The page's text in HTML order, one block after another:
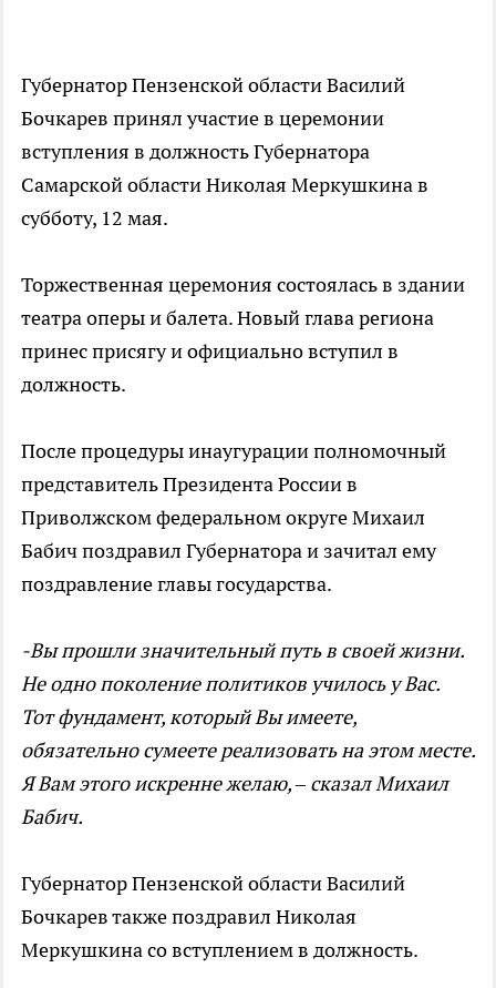
Губернатор Пензенской области Василий
Бочкарев принял участие в церемонии
вступления в должность Губернатора
Самарской области Николая Меркушкина в
субботу, 12 мая.
Торжественная церемония состоялась в здании
театра оперы и балета. Новый глава региона
принес присягу и официально вступил в
должность.
После процедуры инаугурации полномочный
представитель Президента России в
Приволжском федеральном округе Михаил
Бабич поздравил Губернатора и зачитал ему
поздравление главы государства.
-Вы прошли значительный путь в своей жизни.
Не одно поколение политиков училось у Вас.
Тот фундамент, который Вы имеете,
обязательно сумеете реализовать на этом месте.
Я Вам этого искренне желаю, – сказал Михаил
Бабич.
Губернатор Пензенской области Василий
Бочкарев также поздравил Николая
Меркушкина со вступлением в должность.